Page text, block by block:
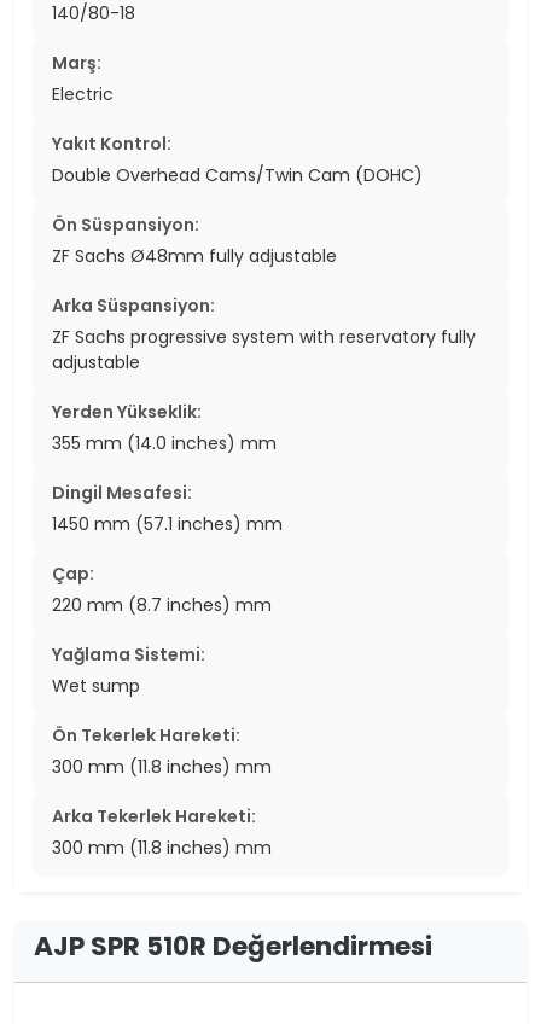
140/80-18
Marş:
Electric
Yakıt Kontrol:
Double Overhead Cams/Twin Cam (DOHC)
Ön Süspansiyon:
ZF Sachs Ø48mm fully adjustable
Arka Süspansiyon:
ZF Sachs progressive system with reservatory fully
adjustable
Yerden Yükseklik:
355 mm (14.0 inches) mm
Dingil Mesafesi:
1450 mm (57.1 inches) mm
Çap:
220 mm (8.7 inches) mm
Yağlama Sistemi:
Wet sump
Ön Tekerlek Hareketi:
300 mm (11.8 inches) mm
Arka Tekerlek Hareketi:
300 mm (11.8 inches) mm
AJP SPR 510R Değerlendirmesi